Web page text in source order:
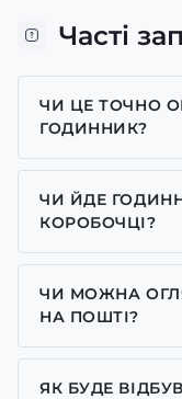
Часті
ЧИ ЦЕ ТОЧНО
ГОДИННИК?
Так, усі
представником
ЧИ ЙДЕ
КОРОБОЧЦІ?
Для годинників
GUARDO та
коробочки із
або
спортивна) усі
ЧИ МОЖНА
НА ПОШТІ?
Так у нас
ЯК БУДЕ